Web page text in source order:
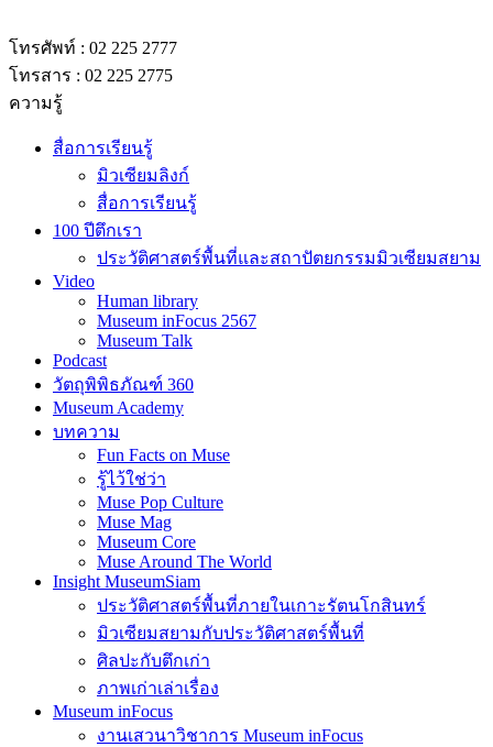
โทรศัพท์ : 02 225 2777
โทรสาร : 02 225 2775
ความรู้
สื่อการเรียนรู้
มิวเซียมลิงก์
สื่อการเรียนรู้
100 ปีตึกเรา
ประวัติศาสตร์พื้นที่และสถาปัตยกรรมมิวเซียมสยาม
Video
Human library
Museum inFocus 2567
Museum Talk
Podcast
วัตถุพิพิธภัณฑ์ 360
Museum Academy
บทความ
Fun Facts on Muse
รู้ไว้ใช่ว่า
Muse Pop Culture
Muse Mag
Museum Core
Muse Around The World
Insight MuseumSiam
ประวัติศาสตร์พื้นที่ภายในเกาะรัตนโกสินทร์
มิวเซียมสยามกับประวัติศาสตร์พื้นที่
ศิลปะกับตึกเก่า
ภาพเก่าเล่าเรื่อง
Museum inFocus
งานเสวนาวิชาการ Museum inFocus